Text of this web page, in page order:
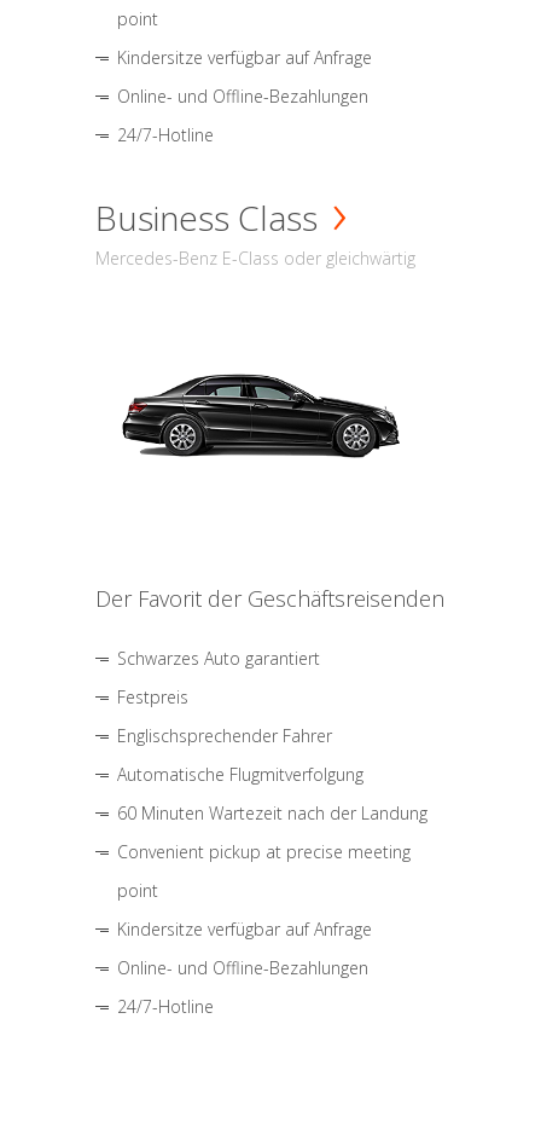
point
Kindersitze verfügbar auf Anfrage
Online- und Offline-Bezahlungen
24/7-Hotline
Business Class
Mercedes-Benz E-Class oder gleichwärtig
Der Favorit der Geschäftsreisenden
Schwarzes Auto garantiert
Festpreis
Englischsprechender Fahrer
Automatische Flugmitverfolgung
60 Minuten Wartezeit nach der Landung
Convenient pickup at precise meeting
point
Kindersitze verfügbar auf Anfrage
Online- und Offline-Bezahlungen
24/7-Hotline